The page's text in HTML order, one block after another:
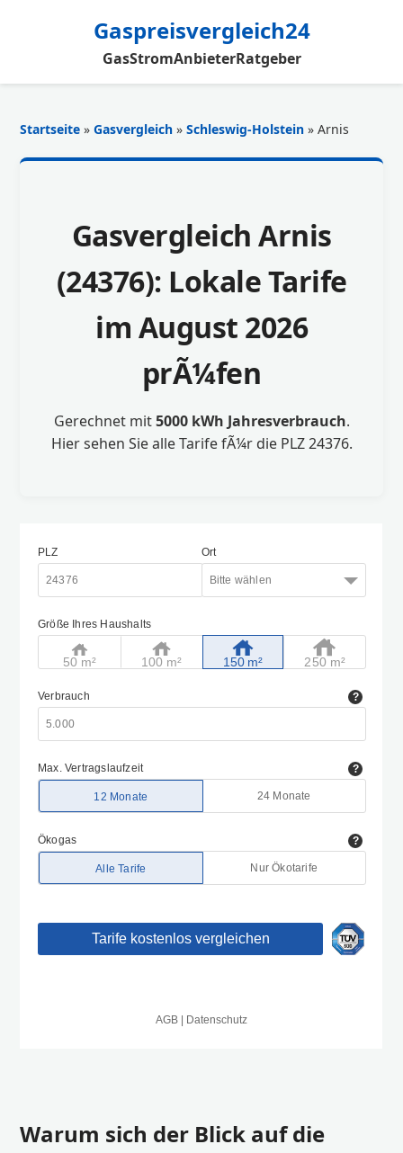
Gaspreisvergleich24
GasStromAnbieterRatgeber
Startseite »Gasvergleich »Schleswig-Holstein » Arnis
Gasvergleich Arnis
(24376): Lokale Tarife
im August 2026
prÃ¼fen
Gerechnet mit5000 kWh Jahresverbrauch.
Hier sehen Sie alle Tarife fÃ¼r die PLZ 24376.
Warum sich der Blick auf die